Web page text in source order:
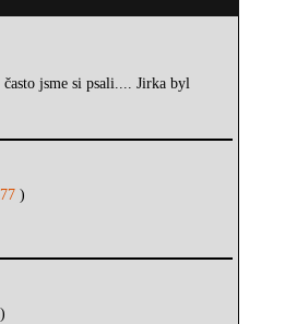
jsme si psali.... Jirka byl
)